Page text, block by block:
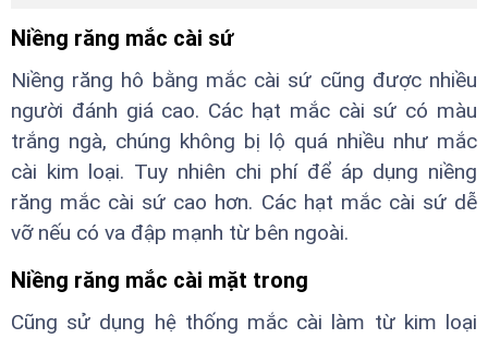
Niềng răng mắc cài sứ
Niềng răng hô bằng mắc cài sứ cũng được nhiều
người đánh giá cao. Các hạt mắc cài sứ có màu
trắng ngà, chúng không bị lộ quá nhiều như mắc
cài kim loại. Tuy nhiên chi phí để áp dụng niềng
răng mắc cài sứ cao hơn. Các hạt mắc cài sứ dễ
vỡ nếu có va đập mạnh từ bên ngoài.
Niềng răng mắc cài mặt trong
Cũng sử dụng hệ thống mắc cài làm từ kim loại